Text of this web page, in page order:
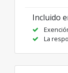
Incluido
La